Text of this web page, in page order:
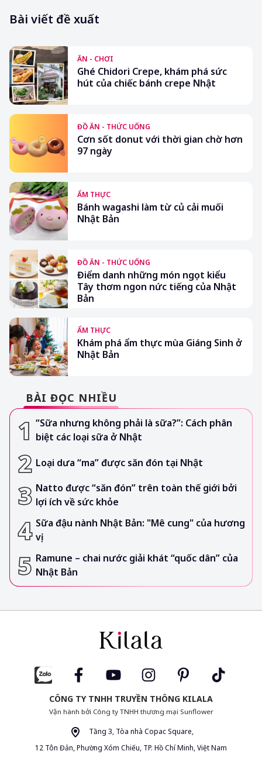
Bài viết đề xuất
ĂN - CHƠI
Ghé Chidori Crepe, khám phá sức
hút của chiếc bánh crepe Nhật
ĐỒ ĂN - THỨC UỐNG
Cơn sốt donut với thời gian chờ hơn
97 ngày
ẨM THỰC
Bánh wagashi làm từ củ cải muối
Nhật Bản
ĐỒ ĂN - THỨC UỐNG
Điểm danh những món ngọt kiểu
Tây thơm ngon nức tiếng của Nhật
Bản
ẨM THỰC
Khám phá ẩm thực mùa Giáng Sinh ở
Nhật Bản
BÀI ĐỌC NHIỀU
“Sữa nhưng không phải là sữa?”: Cách phân
biệt các loại sữa ở Nhật
Loại dưa “ma” được săn đón tại Nhật
Natto được “săn đón” trên toàn thế giới bởi
lợi ích về sức khỏe
Sữa đậu nành Nhật Bản: "Mê cung" của hương
vị
Ramune – chai nước giải khát “quốc dân” của
Nhật Bản
CÔNG TY TNHH TRUYỀN THÔNG KILALA
Vận hành bởi Công ty TNHH thương mại Sunflower
Tầng 3, Tòa nhà Copac Square,
12 Tôn Đản, Phường Xóm Chiếu, TP. Hồ Chí Minh, Việt Nam